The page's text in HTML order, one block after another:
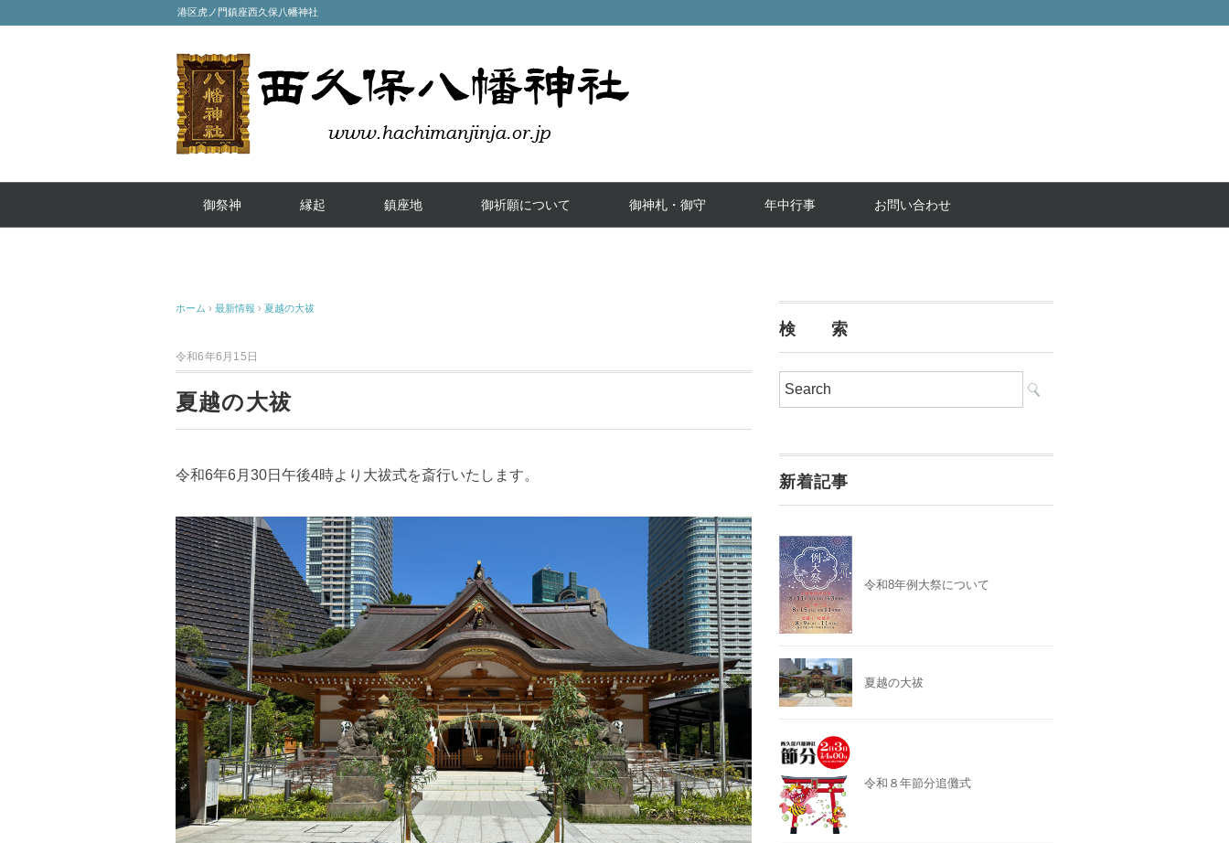
港区虎ノ門鎮座西久保八幡神社
御祭神 縁起 鎮座地 御祈願について 御神札・御守 年中行事 お問い合わせ
ホーム › 最新情報 › 夏越の大祓
令和6年6月15日
夏越の大祓
令和6年6月30日午後4時より大祓式を斎行いたします。
検 索
新着記事
令和8年例大祭について
夏越の大祓
令和８年節分追儺式